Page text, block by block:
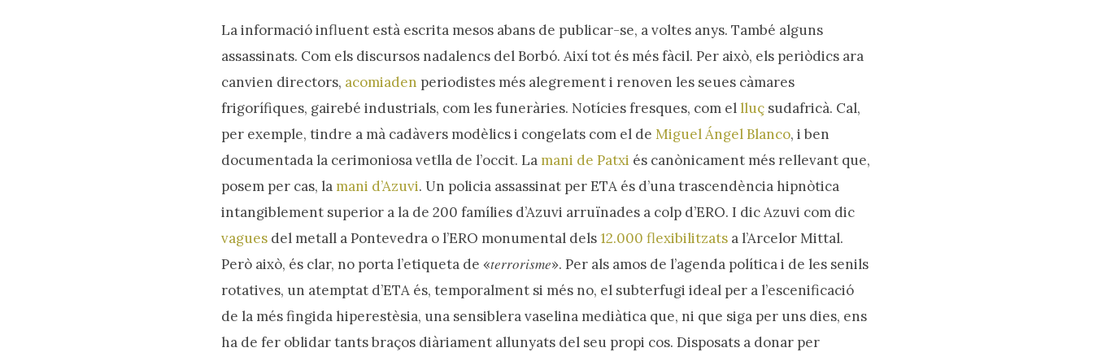
Prem intro o ESC per tancar
La informació influent està escrita mesos abans de publicar-se, a voltes anys. També alguns
assassinats. Com els discursos nadalencs del Borbó. Així tot és més fàcil. Per això, els periòdics ara
canvien directors, acomiaden periodistes més alegrement i renoven les seues càmares
frigorífiques, gairebé industrials, com les funeràries. Notícies fresques, com ellluç sudafricà. Cal,
per exemple, tindre a mà cadàvers modèlics i congelats com el de Miguel Ángel Blanco, i ben
documentada la cerimoniosa vetlla de l’occit. La mani de Patxi és canònicament més rellevant que,
posem per cas, la mani d’Azuvi. Un policia assassinat per ETA és d’una trascendència hipnòtica
intangiblement superior a la de 200 famílies d’Azuvi arruïnades a colp d’ERO. I dic Azuvi com dic
vagues del metall a Pontevedra o l’ERO monumental dels12.000 flexibilitzats a l’Arcelor Mittal.
Però això, és clar, no porta l’etiqueta de «terrorisme». Per als amos de l’agenda política i de les senils
rotatives, un atemptat d’ETA és, temporalment si més no, el subterfugi ideal per a l’escenificació
de la més fingida hiperestèsia, una sensiblera vaselina mediàtica que, ni que siga per uns dies, ens
ha de fer oblidar tants braços diàriament allunyats del seu propi cos. Disposats a donar per